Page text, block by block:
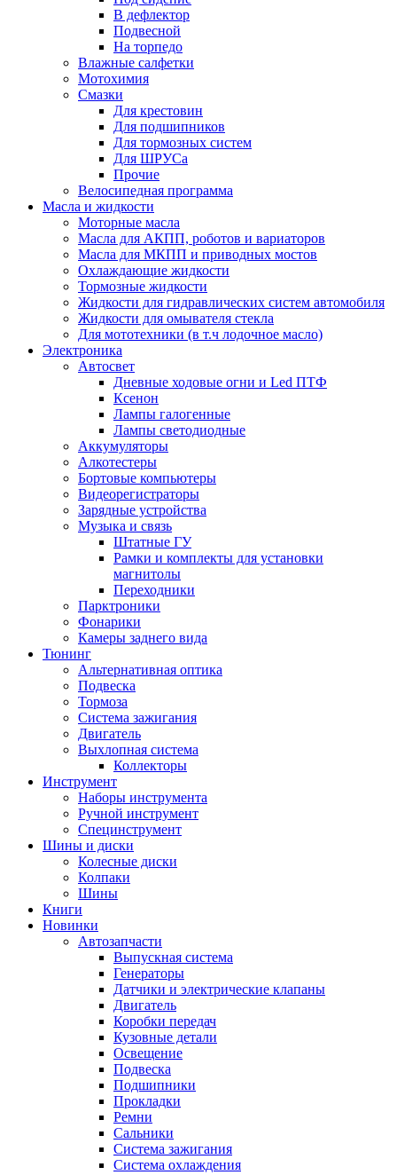
В дефлектор
Подвесной
На торпедо
Влажные салфетки
Мотохимия
Смазки
Для крестовин
Для подшипников
Для тормозных систем
Для ШРУСа
Прочие
Велосипедная программа
Масла и жидкости
Моторные масла
Масла для АКПП, роботов и вариаторов
Масла для МКПП и приводных мостов
Охлаждающие жидкости
Тормозные жидкости
Жидкости для гидравлических систем автомобиля
Жидкости для омывателя стекла
Для мототехники (в т.ч лодочное масло)
Электроника
Автосвет
Дневные ходовые огни и Led ПТФ
Ксенон
Лампы галогенные
Лампы светодиодные
Аккумуляторы
Алкотестеры
Бортовые компьютеры
Видеорегистраторы
Зарядные устройства
Музыка и связь
Штатные ГУ
Рамки и комплекты для установки
магнитолы
Переходники
Парктроники
Фонарики
Камеры заднего вида
Тюнинг
Альтернативная оптика
Подвеска
Тормоза
Система зажигания
Двигатель
Выхлопная система
Коллекторы
Инструмент
Наборы инструмента
Ручной инструмент
Специнструмент
Шины и диски
Колесные диски
Колпаки
Шины
Книги
Новинки
Автозапчасти
Выпускная система
Генераторы
Датчики и электрические клапаны
Двигатель
Коробки передач
Кузовные детали
Освещение
Подвеска
Подшипники
Прокладки
Ремни
Сальники
Система зажигания
Система охлаждения